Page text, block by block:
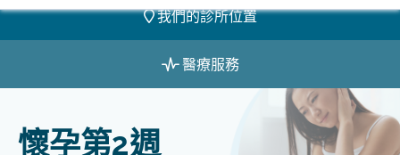
我們的診所位置
醫療服務
懷孕第2週